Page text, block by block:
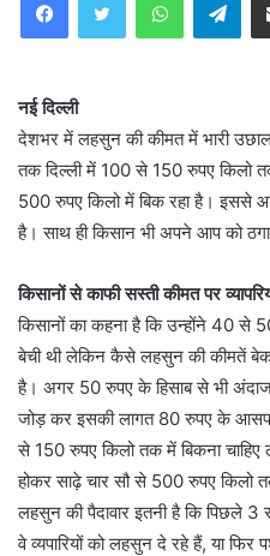
नई दिल्ली
देशभर में लहसुन की कीमत में भारी
तक दिल्ली में 100 से 150 रुपए
500 रुपए किलो में बिक रहा है। इससे
है। साथ ही किसान भी अपने आप को
किसानों से काफी सस्ती कीमत पर
किसानों का कहना है कि उन्होंने 40 से
बेची थी लेकिन कैसे लहसुन की कीमतें
है। अगर 50 रुपए के हिसाब से भी
जोड़ कर इसकी लागत 80 रुपए के
से 150 रुपए किलो तक में बिकना
होकर साढ़े चार सौ से 500 रुपए किलो
लहसुन की पैदावार इतनी है कि पिछले
वे व्यपारियों को लहसुन दे रहे हैं, या